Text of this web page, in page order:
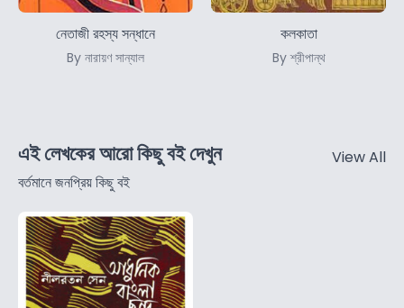
নেতাজী রহস্য সন্ধানে
By নারায়ণ সান্যাল
কলকাতা
By শ্রীপান্থ
এই লেখকের আরো কিছু বই দেখুন
বর্তমানে জনপ্রিয় কিছু বই
View All